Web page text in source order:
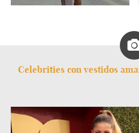
Celebrities con vestidos